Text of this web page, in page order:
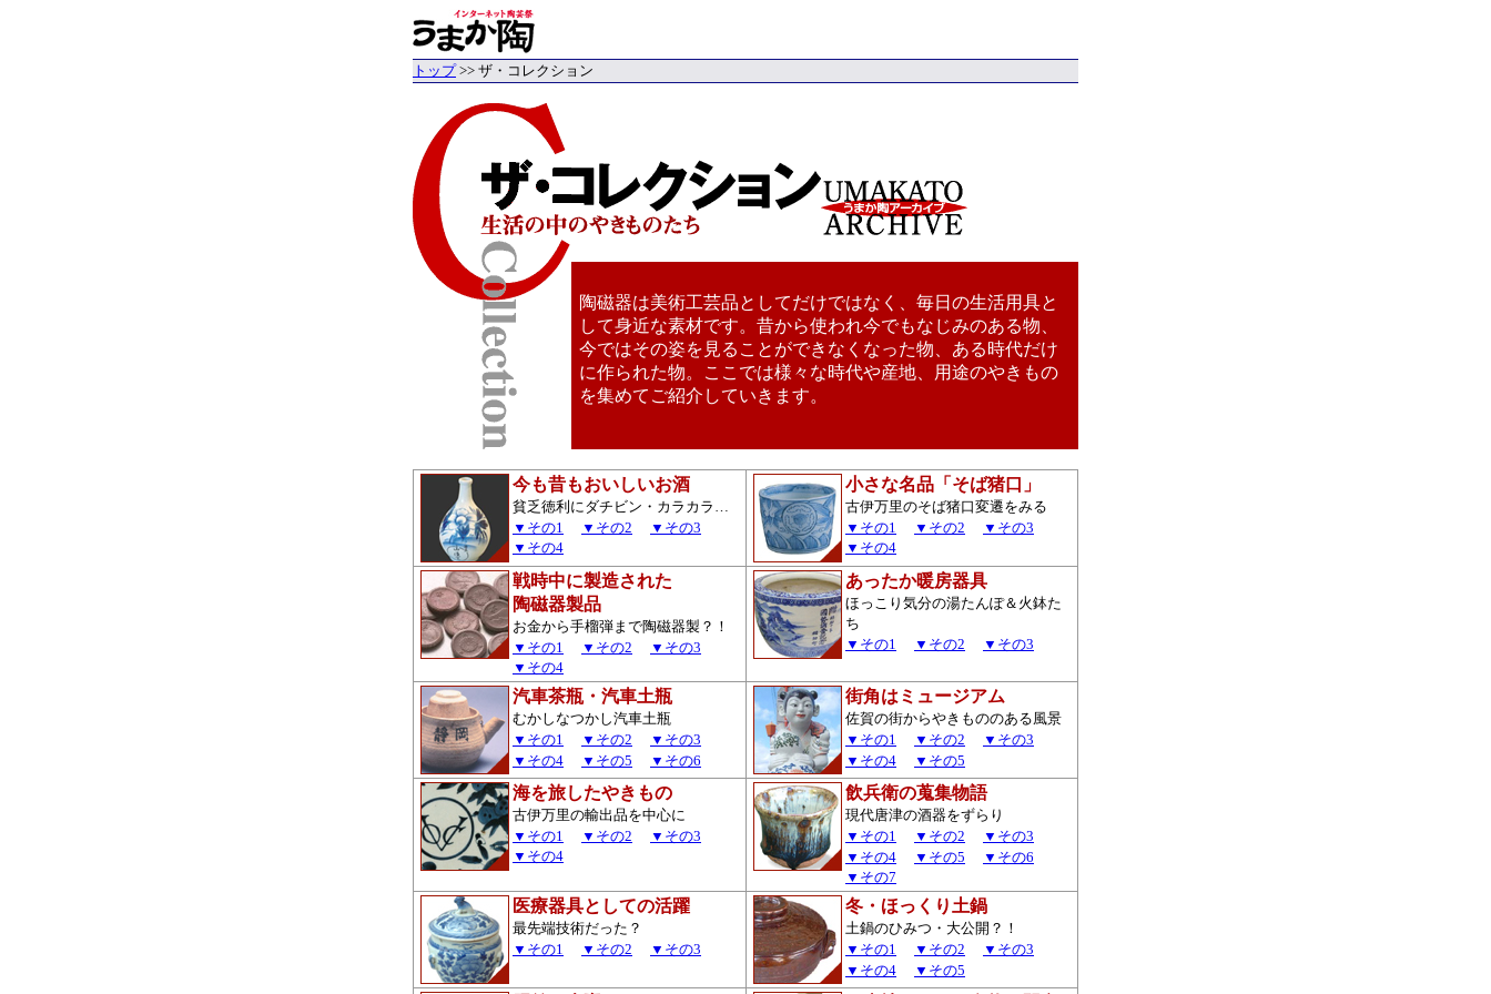
トップ>> ザ・コレクション
陶磁器は美術工芸品としてだけではなく、毎日の生活用具と
して身近な素材です。昔から使われ今でもなじみのある物、
今ではその姿を見ることができなくなった物、ある時代だけ
に作られた物。ここでは様々な時代や産地、用途のやきもの
を集めてご紹介していきます。
今も昔もおいしいお酒
貧乏徳利にダチビン・カラカラ…
▼その1
▼その2
▼その3
▼その4
小さな名品「そば猪口」
古伊万里のそば猪口変遷をみる
▼その1
▼その2
▼その3
▼その4
戦時中に製造された
陶磁器製品
お金から手榴弾まで陶磁器製？！
▼その1
▼その2
▼その3
▼その4
あったか暖房器具
ほっこり気分の湯たんぽ＆火鉢た
ち
▼その1
▼その2 ▼その3
汽車茶瓶・汽車土瓶
むかしなつかし汽車土瓶
▼その1
▼その2
▼その3
▼その4
▼その5 ▼その6
街角はミュージアム
佐賀の街からやきもののある風景
▼その1
▼その2
▼その3
▼その4
▼その5
海を旅したやきもの
古伊万里の輸出品を中心に
▼その1
▼その2
▼その3
▼その4
飲兵衛の蒐集物語
現代唐津の酒器をずらり
▼その1
▼その2
▼その3
▼その4
▼その5
▼その6
▼その7
医療器具としての活躍
最先端技術だった？
▼その1
▼その2 ▼その3
冬・ほっくり土鍋
土鍋のひみつ・大公開？！
▼その1
▼その2
▼その3
▼その4
▼その5